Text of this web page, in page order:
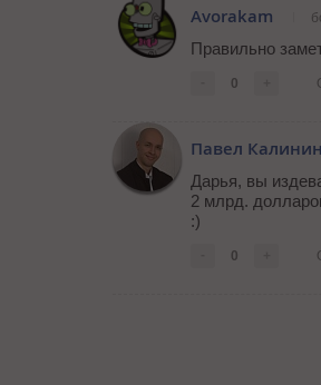
Avorakam
Правильно
0
Павел Калинин
Дарья, вы
2 млрд.
:)
0